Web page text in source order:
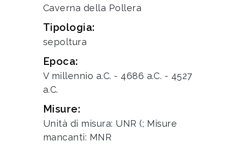
Caverna della Pollera
Tipologia:
sepoltura
Epoca:
V millennio a.C. - 4686 a.C. - 4527
a.C.
Misure:
Unità di misura: UNR (; Misure
mancanti: MNR